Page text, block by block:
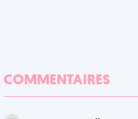
COMMENTAIRES